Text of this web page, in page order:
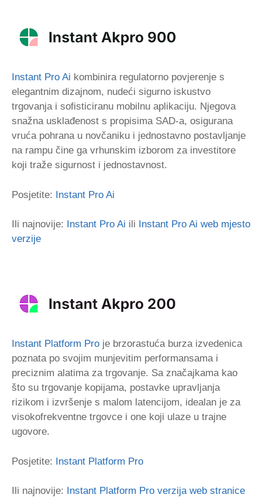
Instant Pro Ai kombinira regulatorno povjerenje s
elegantnim dizajnom, nudeći sigurno iskustvo
trgovanja i sofisticiranu mobilnu aplikaciju. Njegova
snažna usklađenost s propisima SAD-a, osigurana
vruća pohrana u novčaniku i jednostavno postavljanje
na rampu čine ga vrhunskim izborom za investitore
koji traže sigurnost i jednostavnost.
Posjetite: Instant Pro Ai
Ili najnovije: Instant Pro Ai ili Instant Pro Ai web mjesto
verzije
Instant Platform Pro je brzorastuća burza izvedenica
poznata po svojim munjevitim performansama i
preciznim alatima za trgovanje. Sa značajkama kao
što su trgovanje kopijama, postavke upravljanja
rizikom i izvršenje s malom latencijom, idealan je za
visokofrekventne trgovce i one koji ulaze u trajne
ugovore.
Posjetite: Instant Platform Pro
Ili najnovije: Instant Platform Pro verzija web stranice